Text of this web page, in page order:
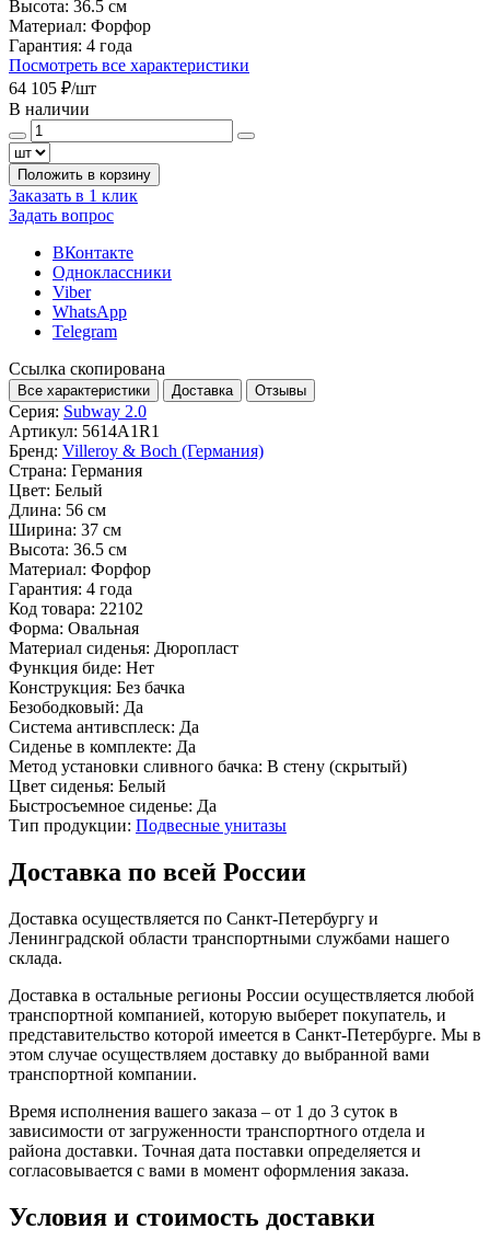
Высота: 36.5 см
Материал: Форфор
Гарантия: 4 года
Посмотреть все характеристики
64 105 ₽/шт
В наличии
Положить в корзину
Заказать в 1 клик
Задать вопрос
ВКонтакте
Одноклассники
Viber
WhatsApp
Telegram
Ссылка скопирована
Все характеристики Доставка Отзывы
Серия: Subway 2.0
Артикул: 5614A1R1
Бренд: Villeroy & Boch (Германия)
Страна: Германия
Цвет: Белый
Длина: 56 см
Ширина: 37 см
Высота: 36.5 см
Материал: Форфор
Гарантия: 4 года
Код товара: 22102
Форма: Овальная
Материал сиденья: Дюропласт
Функция биде: Нет
Конструкция: Без бачка
Безободковый: Да
Система антивсплеск: Да
Сиденье в комплекте: Да
Метод установки сливного бачка: В стену (скрытый)
Цвет сиденья: Белый
Быстросъемное сиденье: Да
Тип продукции: Подвесные унитазы
Доставка по всей России
Доставка осуществляется по Санкт-Петербургу и
Ленинградской области транспортными службами нашего
склада.
Доставка в остальные регионы России осуществляется любой
транспортной компанией, которую выберет покупатель, и
представительство которой имеется в Санкт-Петербурге. Мы в
этом случае осуществляем доставку до выбранной вами
транспортной компании.
Время исполнения вашего заказа – от 1 до 3 суток в
зависимости от загруженности транспортного отдела и
района доставки. Точная дата поставки определяется и
согласовывается с вами в момент оформления заказа.
Условия и стоимость доставки